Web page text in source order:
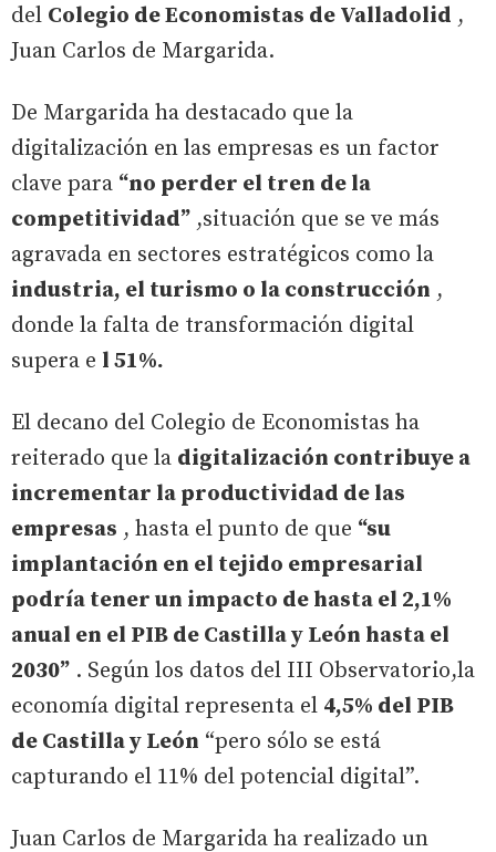
del Colegio de Economistas de Valladolid ,
Juan Carlos de Margarida.
De Margarida ha destacado que la
digitalización en las empresas es un factor
clave para “no perder el tren de la
competitividad” ,situación que se ve más
agravada en sectores estratégicos como la
industria, el turismo o la construcción ,
donde la falta de transformación digital
supera e l 51%.
El decano del Colegio de Economistas ha
reiterado que la digitalización contribuye a
incrementar la productividad de las
empresas , hasta el punto de que “su
implantación en el tejido empresarial
podría tener un impacto de hasta el 2,1%
anual en el PIB de Castilla y León hasta el
2030” . Según los datos del III Observatorio,la
economía digital representa el 4,5% del PIB
de Castilla y León “pero sólo se está
capturando el 11% del potencial digital”.
Juan Carlos de Margarida ha realizado un